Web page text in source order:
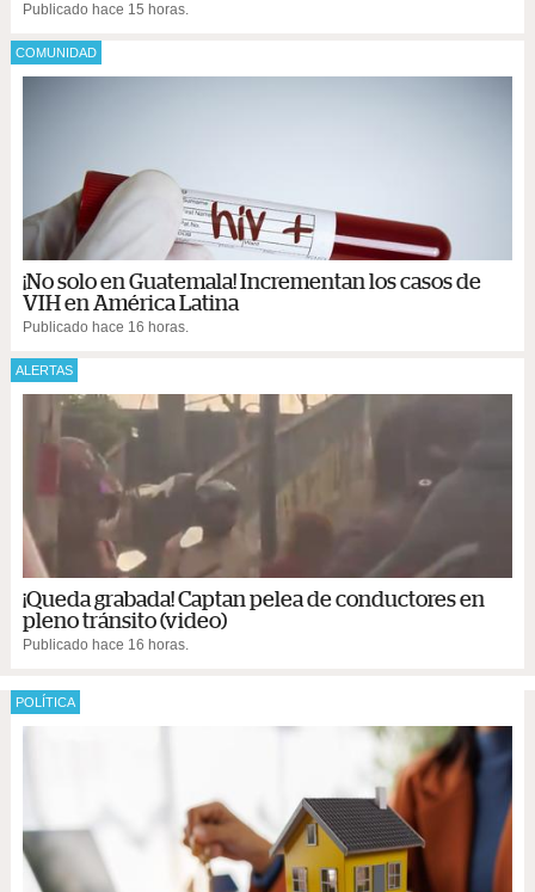
Publicado hace 15 horas.
COMUNIDAD
¡No solo en Guatemala! Incrementan los casos de
VIH en América Latina
Publicado hace 16 horas.
ALERTAS
¡Queda grabada! Captan pelea de conductores en
pleno tránsito (video)
Publicado hace 16 horas.
POLÍTICA